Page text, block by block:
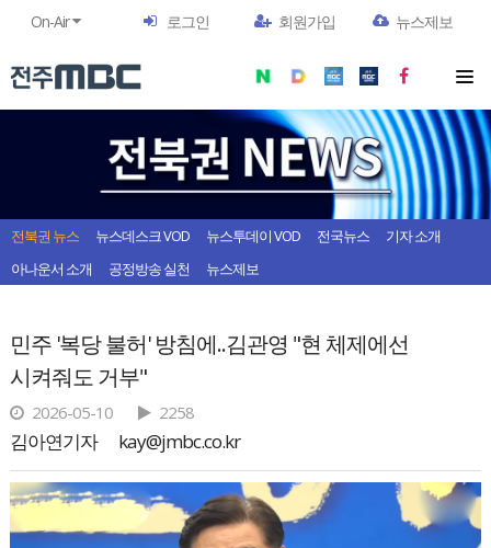
On-Air 로그인 회원가입 뉴스제보
전북권 뉴스 뉴스데스크 VOD 뉴스투데이 VOD 전국뉴스
기자 소개
아나운서 소개
공정방송 실천 뉴스제보
민주 '복당 불허' 방침에..김관영 "현 체제에선
시켜줘도 거부"
2026-05-10 2258
김아연기자 kay@jmbc.co.kr